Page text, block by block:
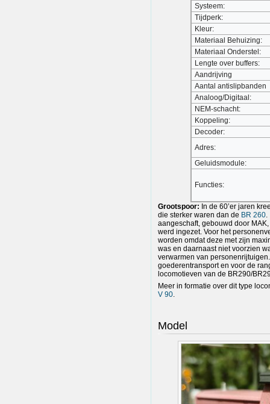
Systeem:
Tijdperk:
Kleur:
Materiaal Behuizing:
Materiaal Onderstel:
Lengte over buffers:
Aandrijving
Aantal antislipbanden
Analoog/Digitaal:
NEM-schacht:
Koppeling:
Decoder:
Adres:
Geluidsmodule:
Functies:
Grootspoor: In de 60’er jaren
die sterker waren dan de BR 260.
aangeschaft, gebouwd door
werd ingezet. Voor het
worden omdat deze met zijn
was en daarnaast niet voorzien
verwarmen van
goederentransport en voor de
locomotieven van de BR290/
Meer in formatie over dit type
V 90.
Model